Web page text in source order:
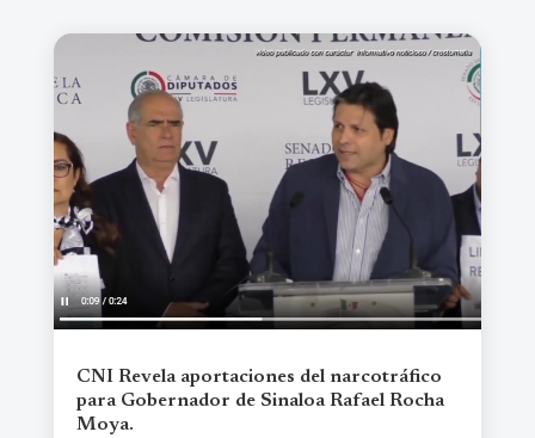
CNI Revela aportaciones del narcotráfico
para Gobernador de Sinaloa Rafael Rocha
Moya.